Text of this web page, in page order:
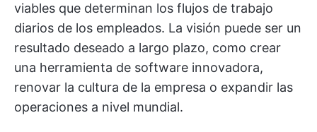
viables que determinan los flujos de trabajo
diarios de los empleados. La visión puede ser un
resultado deseado a largo plazo, como crear
una herramienta de software innovadora,
renovar la cultura de la empresa o expandir las
operaciones a nivel mundial.